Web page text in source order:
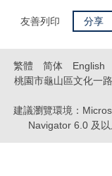
友善列印 分享
繁體 简体
English
桃園市龜山區文化一
建議瀏覽環境：
Navigator 6.0 及